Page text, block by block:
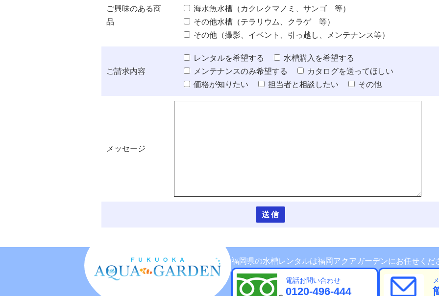
ご興味のある商
品
海水魚水槽（カクレクマノミ、サンゴ 等）
その他水槽（テラリウム、クラゲ 等）
その他（撮影、イベント、引っ越し、メンテナンス等）
ご請求内容
レンタルを希望する
水槽購入を希望する
メンテナンスのみ希望する
カタログを送ってほしい
価格が知りたい
担当者と相談したい その他
メッセージ
福岡県の水槽レンタルは福岡アクアガーデンにお任せくだ
電話お問い合わせ
0120-496-444